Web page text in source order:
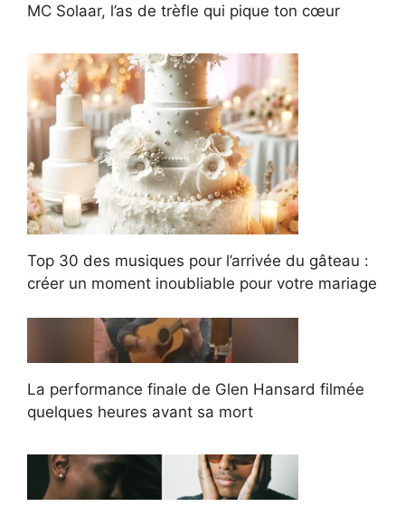
MC Solaar, l’as de trèfle qui pique ton cœur
Top 30 des musiques pour l’arrivée du gâteau :
créer un moment inoubliable pour votre mariage
La performance finale de Glen Hansard filmée
quelques heures avant sa mort